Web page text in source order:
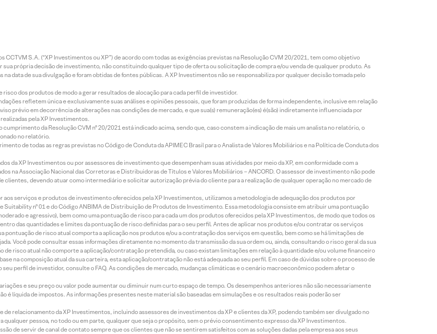
CCTVM S.A. (“XP Investimentos ou XP”) de acordo com todas as exigências previstas na Resolução CVM 20/2021, tem como objetivo
própria decisão de investimento, não constituindo qualquer tipo de oferta ou solicitação de compra e/ou venda de qualquer produto. As
data de sua divulgação e foram obtidas de fontes públicas. A XP Investimentos não se responsabiliza por qualquer decisão tomada pelo
dos produtos de modo a gerar resultados de alocação para cada perfil de investidor.
refletem única e exclusivamente suas análises e opiniões pessoais, que foram produzidas de forma independente, inclusive em relação
prévio em decorrência de alterações nas condições de mercado, e que sua(s) remuneração(es) é(são) indiretamente influenciada por
pela XP Investimentos.
da Resolução CVM nº 20/2021 está indicado acima, sendo que, caso constem a indicação de mais um analista no relatório, o
no relatório.
de todas as regras previstas no Código de Conduta da APIMEC Brasil para o Analista de Valores Mobiliários e na Política de Conduta dos
da XP Investimentos ou por assessores de investimento que desempenham suas atividades por meio da XP, em conformidade com a
na Associação Nacional das Corretoras e Distribuidoras de Títulos e Valores Mobiliários – ANCORD. O assessor de investimento não pode
devendo atuar como intermediário e solicitar autorização prévia do cliente para a realização de qualquer operação no mercado de
aos serviços e produtos de investimento oferecidos pela XP Investimentos, utilizamos a metodologia de adequação dos produtos por
nº 01 e do Código ANBIMA de Distribuição de Produtos de Investimento. Essa metodologia consiste em atribuir uma pontuação
e agressivo), bem como uma pontuação de risco para cada um dos produtos oferecidos pela XP Investimentos, de modo que todos os
das quantidades e limites da pontuação de risco definidas para o seu perfil. Antes de aplicar nos produtos e/ou contratar os serviços
de risco atual comporta a aplicação nos produtos e/ou a contratação dos serviços em questão, bem como se há limitações de
Você pode consultar essas informações diretamente no momento da transmissão da sua ordem ou, ainda, consultando o risco geral da sua
de risco atual não comporte a aplicação/contratação pretendida, ou caso existam limitações em relação à quantidade e/ou volume financeiro
na composição atual da sua carteira, esta aplicação/contratação não está adequada ao seu perfil. Em caso de dúvidas sobre o processo de
perfil de investidor, consulte o FAQ. As condições de mercado, mudanças climáticas e o cenário macroeconômico podem afetar o
e seu preço ou valor pode aumentar ou diminuir num curto espaço de tempo. Os desempenhos anteriores não são necessariamente
é líquida de impostos. As informações presentes neste material são baseadas em simulações e os resultados reais poderão ser
relacionamento da XP Investimentos, incluindo assessores de investimentos da XP e clientes da XP, podendo também ser divulgado no
qualquer pessoa, no todo ou em parte, qualquer que seja o propósito, sem o prévio consentimento expresso da XP Investimentos.
de servir de canal de contato sempre que os clientes que não se sentirem satisfeitos com as soluções dadas pela empresa aos seus